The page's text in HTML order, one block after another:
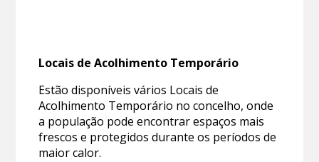
Locais de Acolhimento Temporário
Estão disponíveis vários Locais de
Acolhimento Temporário no concelho, onde
a população pode encontrar espaços mais
frescos e protegidos durante os períodos de
maior calor.